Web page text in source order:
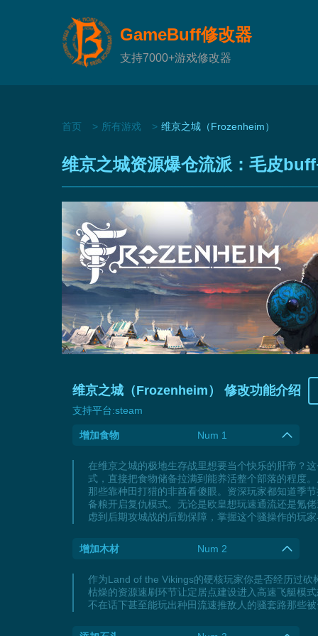
GameBuff修改器
支持7000+游戏修改器
首页 所有游戏 维京之城（Frozenheim）
维京之城资源爆仓流派：毛皮
维京之城（Frozenheim） 修改功能介绍
支持平台:steam
增加食物 Num 1
在维京之城的极地生存战里想要当个快乐的肝帝？
式，直接把食物储备拉满到能养活整个部落的程度
那些靠种田打猎的非酋看傻眼。资深玩家都知道季
备粮开启复仇模式。无论是欧皇想玩速通流还是氪
虑到后期攻城战的后勤保障，掌握这个骚操作的玩
增加木材 Num 2
作为Land of the Vikings的硬核玩家你是否经历过
枯燥的资源速刷环节让定居点建设进入高速飞艇模
不在话下甚至能玩出种田流速推敌人的骚套路那些